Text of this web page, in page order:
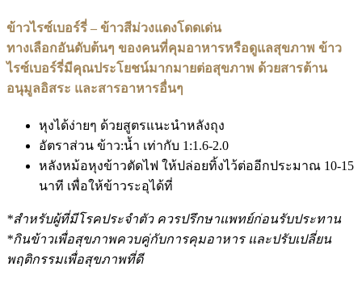
ข้าวไรซ์เบอร์รี่ – ข้าวสีม่วงแดงโดดเด่น
ทางเลือกอันดับต้นๆ ของคนที่คุมอาหารหรือดูแลสุขภาพ ข้าว
ไรซ์เบอร์รี่มีคุณประโยชน์มากมายต่อสุขภาพ ด้วยสารต้าน
อนุมูลอิสระ และสารอาหารอื่นๆ
หุงได้ง่ายๆ ด้วยสูตรแนะนำหลังถุง
อัตราส่วน ข้าว:น้ำ เท่ากับ 1:1.6-2.0
หลังหม้อหุงข้าวตัดไฟ ให้ปล่อยทิ้งไว้ต่ออีกประมาณ 10-15
นาที เพื่อให้ข้าวระอุได้ที่
*สำหรับผู้ที่มีโรคประจำตัว ควรปรึกษาแพทย์ก่อนรับประทาน
*กินข้าวเพื่อสุขภาพควบคู่กับการคุมอาหาร และปรับเปลี่ยน
พฤติกรรมเพื่อสุขภาพที่ดี